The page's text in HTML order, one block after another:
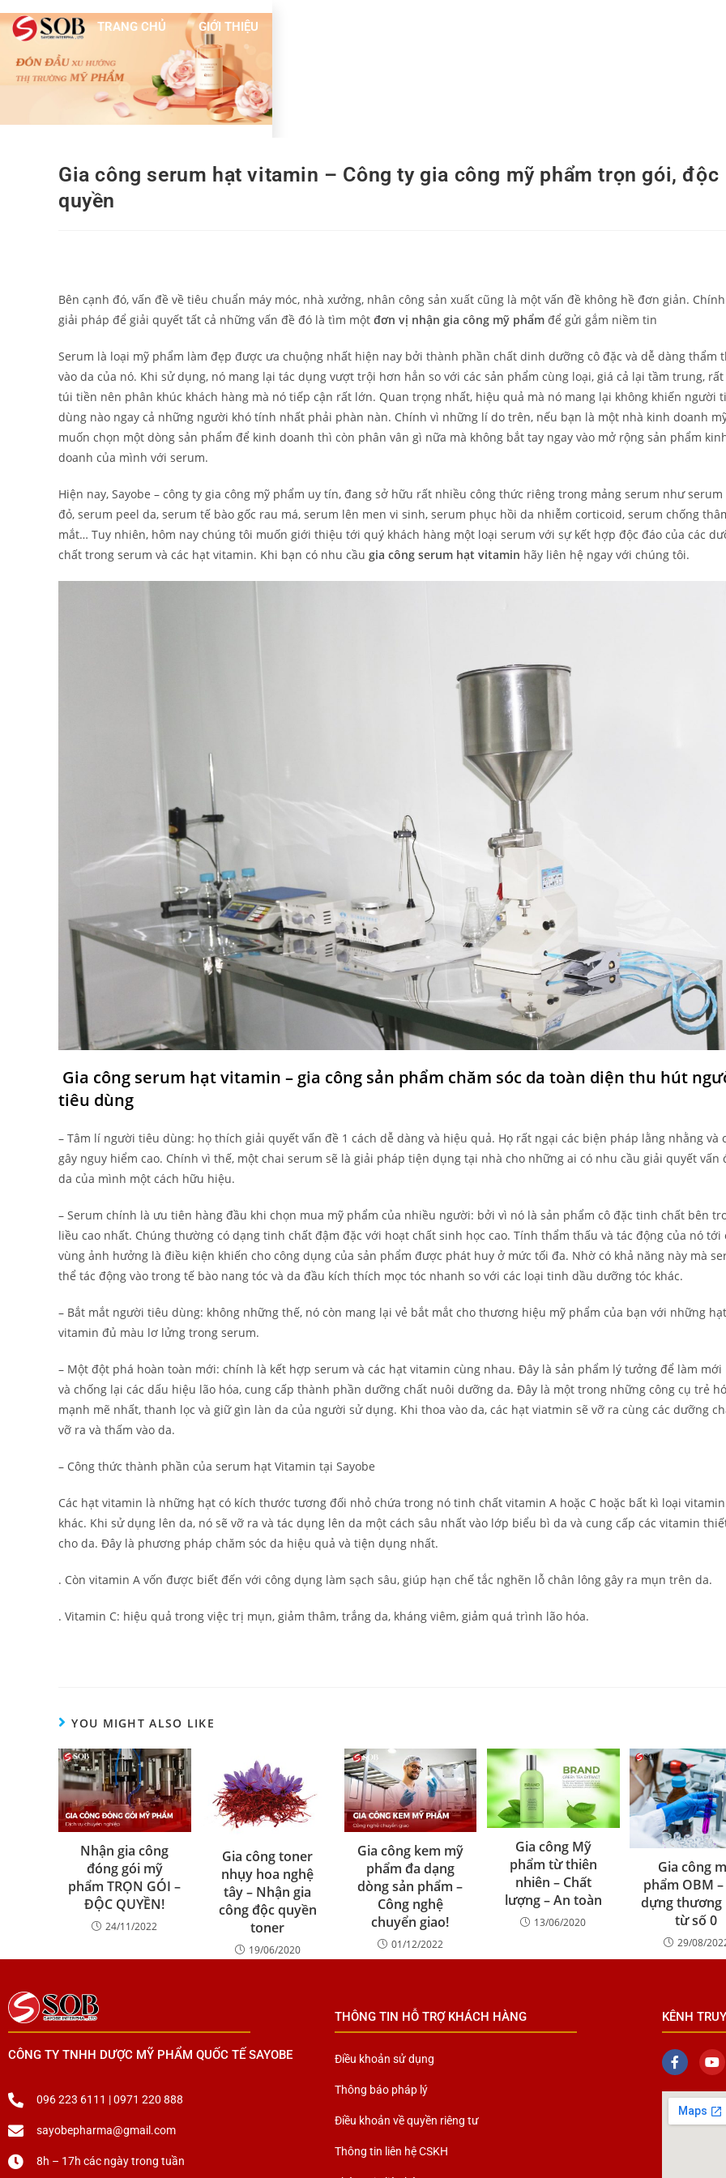
TRANG CHỦ GIỚI THIỆU
Gia công serum hạt vitamin – Công ty gia công mỹ phẩm trọn gói, độc
quyền
Bên cạnh đó, vấn đề về tiêu chuẩn máy móc, nhà xưởng, nhân công sản xuất cũng là một vấn đề không hề đơn giản.
giải pháp để giải quyết tất cả những vấn đề đó là tìm một đơn vị nhận gia công mỹ phẩm để gửi gắm niềm tin
Serum là loại mỹ phẩm làm đẹp được ưa chuộng nhất hiện nay bởi thành phần chất dinh dưỡng cô đặc và dễ dàng thẩm
vào da của nó. Khi sử dụng, nó mang lại tác dụng vượt trội hơn hẳn so với các sản phẩm cùng loại, giá cả lại tầm trung, rất
túi tiền nên phân khúc khách hàng mà nó tiếp cận rất lớn. Quan trọng nhất, hiệu quả mà nó mang lại không khiến người
dùng nào ngay cả những người khó tính nhất phải phàn nàn. Chính vì những lí do trên, nếu bạn là một nhà kinh doanh
muốn chọn một dòng sản phẩm để kinh doanh thì còn phân vân gì nữa mà không bắt tay ngay vào mở rộng sản phẩm
doanh của mình với serum.
Hiện nay, Sayobe – công ty gia công mỹ phẩm uy tín, đang sở hữu rất nhiều công thức riêng trong mảng serum như
đỏ, serum peel da, serum tế bào gốc rau má, serum lên men vi sinh, serum phục hồi da nhiễm corticoid, serum chống
mắt… Tuy nhiên, hôm nay chúng tôi muốn giới thiệu tới quý khách hàng một loại serum với sự kết hợp độc đáo của các
chất trong serum và các hạt vitamin. Khi bạn có nhu cầu gia công serum hạt vitamin hãy liên hệ ngay với chúng tôi.
Gia công serum hạt vitamin – gia công sản phẩm chăm sóc da toàn diện thu hút
tiêu dùng
– Tâm lí người tiêu dùng: họ thích giải quyết vấn đề 1 cách dễ dàng và hiệu quả. Họ rất ngại các biện pháp lằng nhằng và
gây nguy hiểm cao. Chính vì thế, một chai serum sẽ là giải pháp tiện dụng tại nhà cho những ai có nhu cầu giải quyết vấn
da của mình một cách hữu hiệu.
– Serum chính là ưu tiên hàng đầu khi chọn mua mỹ phẩm của nhiều người: bởi vì nó là sản phẩm cô đặc tinh chất bên
liều cao nhất. Chúng thường có dạng tinh chất đậm đặc với hoạt chất sinh học cao. Tính thẩm thấu và tác động của nó tới
vùng ảnh hưởng là điều kiện khiến cho công dụng của sản phẩm được phát huy ở mức tối đa. Nhờ có khả năng này mà
thể tác động vào trong tế bào nang tóc và da đầu kích thích mọc tóc nhanh so với các loại tinh dầu dưỡng tóc khác.
– Bắt mắt người tiêu dùng: không những thế, nó còn mang lại vẻ bắt mắt cho thương hiệu mỹ phẩm của bạn với những hạt
vitamin đủ màu lơ lửng trong serum.
– Một đột phá hoàn toàn mới: chính là kết hợp serum và các hạt vitamin cùng nhau. Đây là sản phẩm lý tưởng để làm mới
và chống lại các dấu hiệu lão hóa, cung cấp thành phần dưỡng chất nuôi dưỡng da. Đây là một trong những công cụ trẻ
mạnh mẽ nhất, thanh lọc và giữ gìn làn da của người sử dụng. Khi thoa vào da, các hạt viatmin sẽ vỡ ra cùng các dưỡng
vỡ ra và thấm vào da.
– Công thức thành phần của serum hạt Vitamin tại Sayobe
Các hạt vitamin là những hạt có kích thước tương đối nhỏ chứa trong nó tinh chất vitamin A hoặc C hoặc bất kì loại
khác. Khi sử dụng lên da, nó sẽ vỡ ra và tác dụng lên da một cách sâu nhất vào lớp biểu bì da và cung cấp các vitamin
cho da. Đây là phương pháp chăm sóc da hiệu quả và tiện dụng nhất.
. Còn vitamin A vốn được biết đến với công dụng làm sạch sâu, giúp hạn chế tắc nghẽn lỗ chân lông gây ra mụn trên da.
. Vitamin C: hiệu quả trong việc trị mụn, giảm thâm, trắng da, kháng viêm, giảm quá trình lão hóa.
YOU MIGHT ALSO LIKE
Nhận gia công
đóng gói mỹ
phẩm TRỌN GÓI –
ĐỘC QUYỀN!
24/11/2022
Gia công toner
nhụy hoa nghệ
tây – Nhận gia
công độc quyền
toner
19/06/2020
Gia công kem mỹ
phẩm đa dạng
dòng sản phẩm –
Công nghệ
chuyển giao!
01/12/2022
Gia công Mỹ
phẩm từ thiên
nhiên – Chất
lượng – An toàn
13/06/2020
Gia công
phẩm OBM –
dựng thương
từ số 0
29/08/
THÔNG TIN HỖ TRỢ KHÁCH HÀNG KÊNH
CÔNG TY TNHH DƯỢC MỸ PHẨM QUỐC TẾ SAYOBE
096 223 6111 | 0971 220 888
sayobepharma@gmail.com
8h – 17h các ngày trong tuần
Điều khoản sử dụng
Thông báo pháp lý
Điều khoản về quyền riêng tư
Thông tin liên hệ CSKH